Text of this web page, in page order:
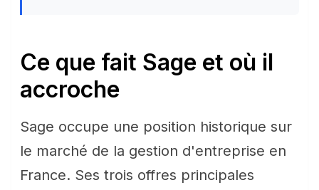
Ce que fait Sage et où il
accroche
Sage occupe une position historique sur
le marché de la gestion d'entreprise en
France. Ses trois offres principales